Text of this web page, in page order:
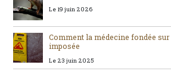
Le 19 juin 2026
Comment la médecine fondée sur
imposée
Le 23 juin 2025